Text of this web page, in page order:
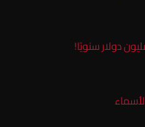
دولار سنويًا!